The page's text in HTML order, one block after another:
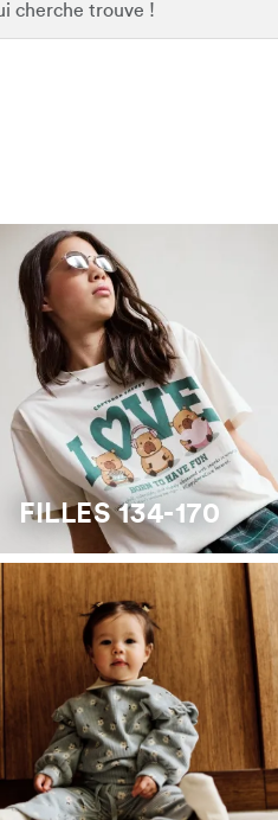
FILLES 134-170